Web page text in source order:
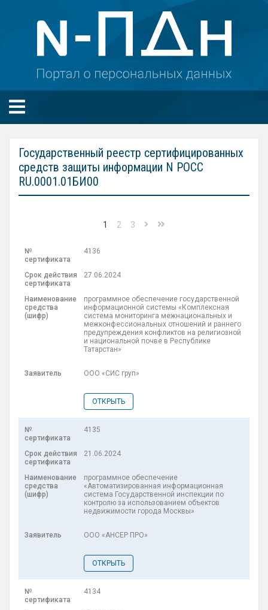
Государственный реестр сертифицированных
средств защиты информации N РОСС
RU.0001.01БИ00
1 2 3
4136
27.06.2024
программное обеспечение государственной
информационной системы «Комплексная
система мониторинга межнациональных и
межконфессиональных отношений и раннего
предупреждения конфликтов на религиозной
и национальной почве в Республике
Татарстан»
ООО «СИС груп»
ОТКРЫТЬ
4135
21.06.2024
программное обеспечение
«Автоматизированная информационная
система Государственной инспекции по
контролю за использованием объектов
недвижимости города Москвы»
ООО «АНСЕР ПРО»
ОТКРЫТЬ
4134